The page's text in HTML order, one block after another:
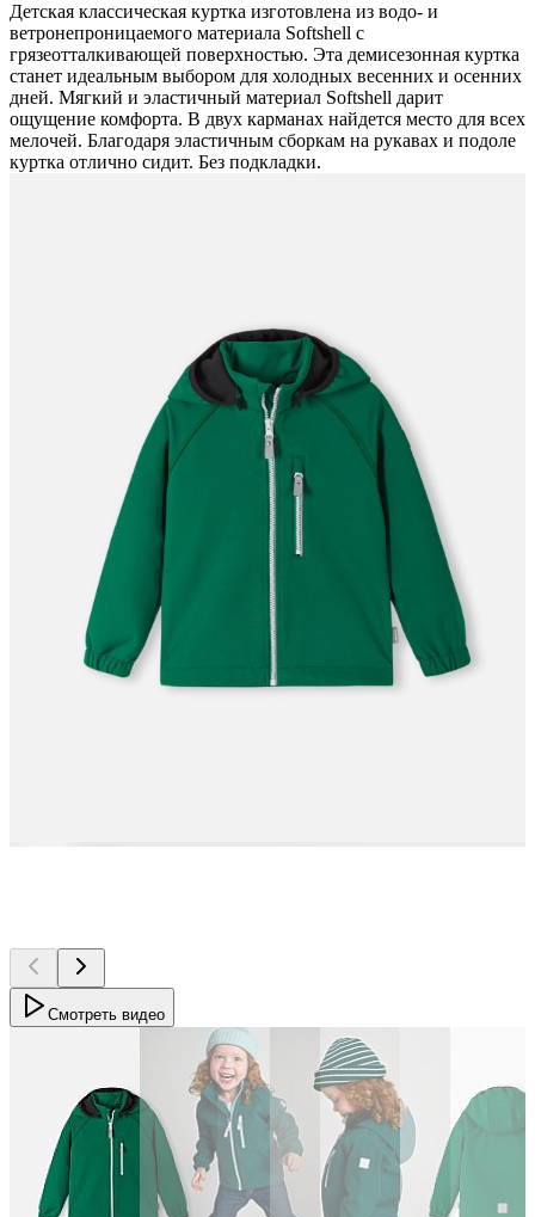
Детская классическая куртка изготовлена из водо- и
ветронепроницаемого материала Softshell с
грязеотталкивающей поверхностью. Эта демисезонная куртка
станет идеальным выбором для холодных весенних и осенних
дней. Мягкий и эластичный материал Softshell дарит
ощущение комфорта. В двух карманах найдется место для всех
мелочей. Благодаря эластичным сборкам на рукавах и подоле
куртка отлично сидит. Без подкладки.
Смотреть видео